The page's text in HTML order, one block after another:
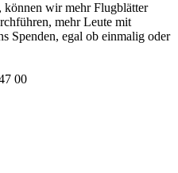
können wir mehr Flugblätter
mehr Leute mit
Spenden, egal ob einmalig oder
00